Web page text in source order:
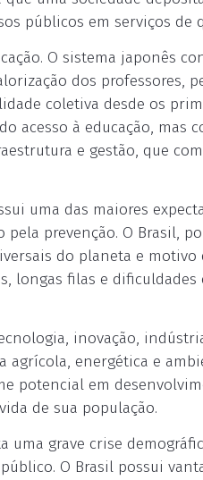
públicos em serviços de
O sistema japonês
dos professores,
coletiva desde os
acesso à educação, mas
e gestão, que
uma das maiores
prevenção. O Brasil,
do planeta e motivo
longas filas e dificuldades
inovação,
agrícola, energética e
potencial em
de sua população.
uma grave crise
O Brasil possui